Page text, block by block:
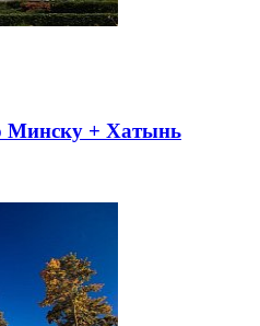
Минску + Хатынь